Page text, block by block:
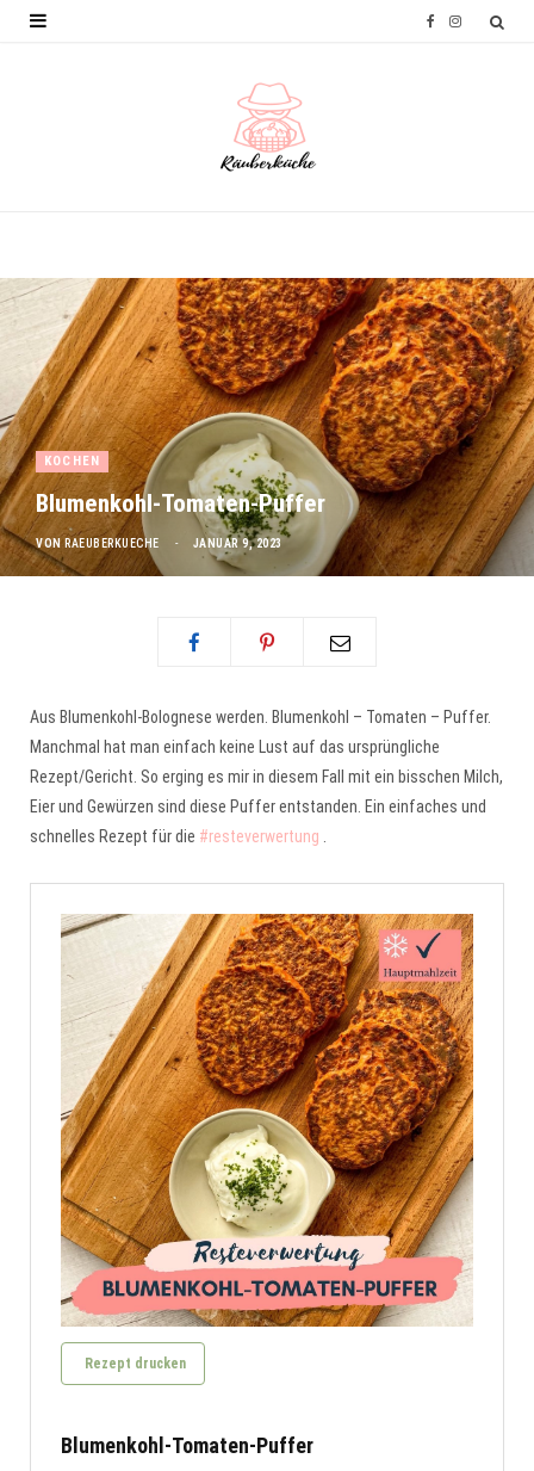
o
k
I
r
a
m
KOCHEN
Blumenkohl-Tomaten-Puffer
VON RAEUBERKUECHE JANUAR 9, 2023
Aus Blumenkohl-Bolognese werden. Blumenkohl – Tomaten – Puffer.
Manchmal hat man einfach keine Lust auf das ursprüngliche
Rezept/Gericht. So erging es mir in diesem Fall mit ein bisschen Milch,
Eier und Gewürzen sind diese Puffer entstanden. Ein einfaches und
schnelles Rezept für die #resteverwertung
Rezept drucken
Blumenkohl-Tomaten-Puffer